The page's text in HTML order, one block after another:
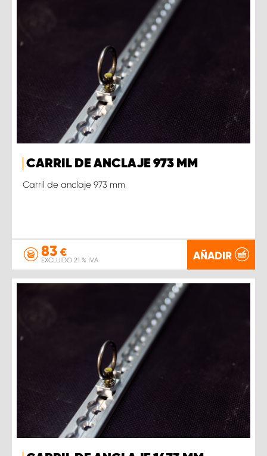
CARRIL DE ANCLAJE 973 MM
Carril de anclaje 973 mm
83 €
EXCLUIDO 21 % IVA AÑADIR